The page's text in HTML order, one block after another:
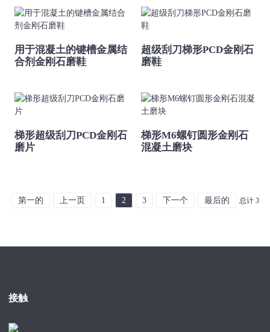
用于混凝土的键槽金属结
合剂金刚石磨鞋
超级刮刀梯形PCD金刚石
磨鞋
梯形超级刮刀PCD金刚石
磨片
梯形M6螺钉圆形金刚石
混凝土磨块
第一的 上一页 1 2 3 下一个 最后的 总计 3
接触